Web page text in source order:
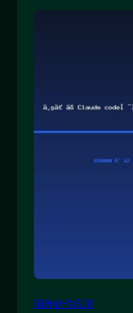
国外软件应用